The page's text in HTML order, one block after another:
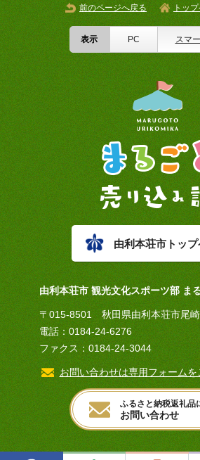
前のページへ戻る トッ
表示 PC スマ
由利本荘市トッ
由利本荘市 観光文化スポーツ部 ま
〒015-8501 秋田県由利本荘市尾
電話：0184-24-6276
ファクス：0184-24-3044
お問い合わせは専用フォームを
ふるさと納税返礼品
お問い合わせ